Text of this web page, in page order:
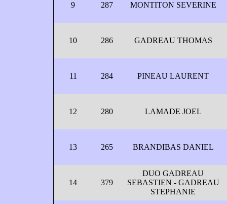
9 287 MONTITON SEVERINE
10 286 GADREAU THOMAS
11 284 PINEAU LAURENT
12 280 LAMADE JOEL
13 265 BRANDIBAS DANIEL
14 379
DUO GADREAU
SEBASTIEN - GADREAU
STEPHANIE